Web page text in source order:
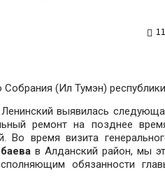
Собрания (Ил Тумэн)
выявилась
ремонт на позднее
Во время визита
в Алданский район, мы
обязанности